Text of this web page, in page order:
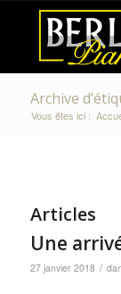
Archive
Vous êtes ici :
Articles
Une
27 janvier 2018 /